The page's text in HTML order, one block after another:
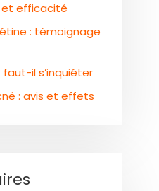
et efficacité
: témoignage
il s’inquiéter
: avis et effets